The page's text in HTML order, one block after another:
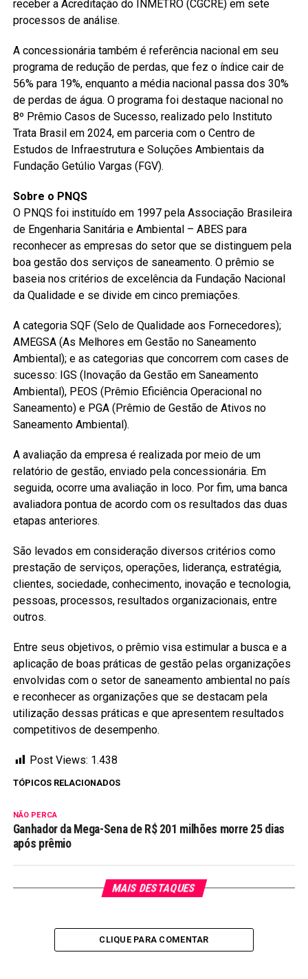
receber a Acreditação do INMETRO (CGCRE) em sete
processos de análise.
A concessionária também é referência nacional em seu
programa de redução de perdas, que fez o índice cair de
56% para 19%, enquanto a média nacional passa dos 30%
de perdas de água. O programa foi destaque nacional no
8º Prêmio Casos de Sucesso, realizado pelo Instituto
Trata Brasil em 2024, em parceria com o Centro de
Estudos de Infraestrutura e Soluções Ambientais da
Fundação Getúlio Vargas (FGV).
Sobre o PNQS
O PNQS foi instituído em 1997 pela Associação Brasileira
de Engenharia Sanitária e Ambiental – ABES para
reconhecer as empresas do setor que se distinguem pela
boa gestão dos serviços de saneamento. O prêmio se
baseia nos critérios de excelência da Fundação Nacional
da Qualidade e se divide em cinco premiações.
A categoria SQF (Selo de Qualidade aos Fornecedores);
AMEGSA (As Melhores em Gestão no Saneamento
Ambiental); e as categorias que concorrem com cases de
sucesso: IGS (Inovação da Gestão em Saneamento
Ambiental), PEOS (Prêmio Eficiência Operacional no
Saneamento) e PGA (Prêmio de Gestão de Ativos no
Saneamento Ambiental).
A avaliação da empresa é realizada por meio de um
relatório de gestão, enviado pela concessionária. Em
seguida, ocorre uma avaliação in loco. Por fim, uma banca
avaliadora pontua de acordo com os resultados das duas
etapas anteriores.
São levados em consideração diversos critérios como
prestação de serviços, operações, liderança, estratégia,
clientes, sociedade, conhecimento, inovação e tecnologia,
pessoas, processos, resultados organizacionais, entre
outros.
Entre seus objetivos, o prêmio visa estimular a busca e a
aplicação de boas práticas de gestão pelas organizações
envolvidas com o setor de saneamento ambiental no país
e reconhecer as organizações que se destacam pela
utilização dessas práticas e que apresentem resultados
competitivos de desempenho.
Post Views: 1.438
TÓPICOS RELACIONADOS
NÃO PERCA
Ganhador da Mega-Sena de R$ 201 milhões morre 25 dias
após prêmio
MAIS DESTAQUES
CLIQUE PARA COMENTAR